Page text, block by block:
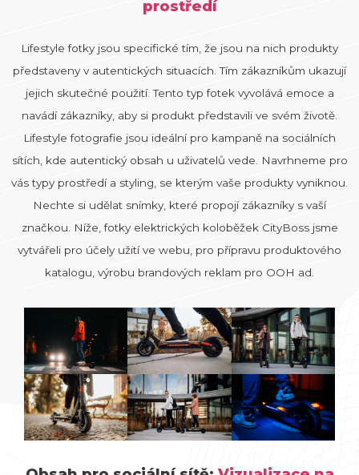
prostředí
Lifestyle fotky jsou specifické tím, že jsou na nich produkty
představeny v autentických situacích. Tím zákazníkům ukazují
jejich skutečné použití. Tento typ fotek vyvolává emoce a
navádí zákazníky, aby si produkt představili ve svém životě.
Lifestyle fotografie jsou ideální pro kampaně na sociálních
sítích, kde autentický obsah u uživatelů vede. Navrhneme pro
vás typy prostředí a styling, se kterým vaše produkty vyniknou.
Nechte si udělat snímky, které propojí zákazníky s vaší
značkou. Níže, fotky elektrických koloběžek CityBoss jsme
vytvářeli pro účely užití ve webu, pro přípravu produktového
katalogu, výrobu brandových reklam pro OOH ad.